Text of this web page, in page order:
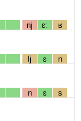
nj ɛː ʁ
lj ɛ n
n ɛ s